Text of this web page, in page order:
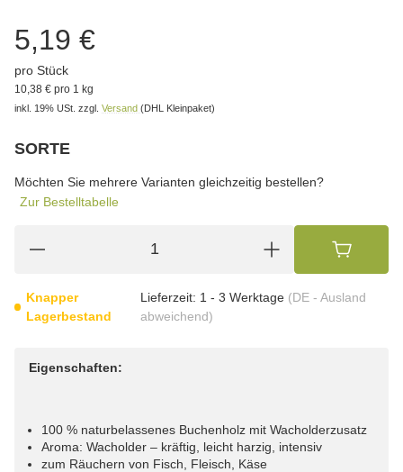
5,19 €
pro Stück
10,38 € pro 1 kg
inkl. 19% USt. zzgl. Versand (DHL Kleinpaket)
SORTE
Möchten Sie mehrere Varianten gleichzeitig bestellen?
Zur Bestelltabelle
Knapper
Lagerbestand
Lieferzeit: 1 - 3 Werktage (DE - Ausland
abweichend)
Eigenschaften:
100 % naturbelassenes Buchenholz mit Wacholderzusatz
Aroma: Wacholder – kräftig, leicht harzig, intensiv
zum Räuchern von Fisch, Fleisch, Käse